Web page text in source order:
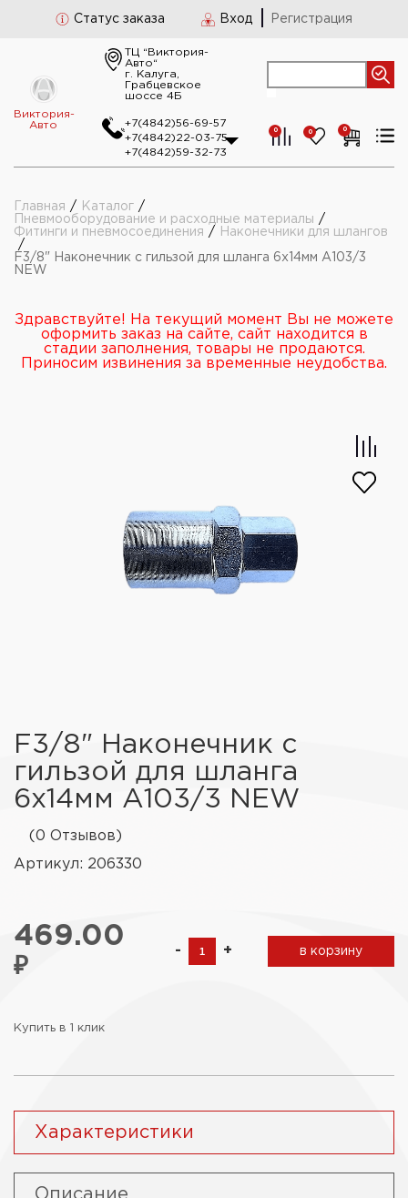
Статус заказа Вход Регистрация
Виктория-
Авто
ТЦ “Виктория-
Авто“
г. Калуга,
Грабцевское
шоссе 4Б
+7(4842)56-69-57
+7(4842)22-03-75
+7(4842)59-32-73
0 0 0
Главная / Каталог /
Пневмооборудование и расходные материалы /
Фитинги и пневмосоединения /
Наконечники для шлангов
/
F3/8" Наконечник с гильзой для шланга 6х14мм А103/3
NEW
Здравствуйте! На текущий момент Вы не можете
оформить заказ на сайте, сайт находится в
стадии заполнения, товары не продаются.
Приносим извинения за временные неудобства.
F3/8" Наконечник с
гильзой для шланга
6х14мм А103/3 NEW
(0 Отзывов)
Артикул: 206330
469.00
₽
- + в корзину
Купить в 1 клик
Характеристики
Описание